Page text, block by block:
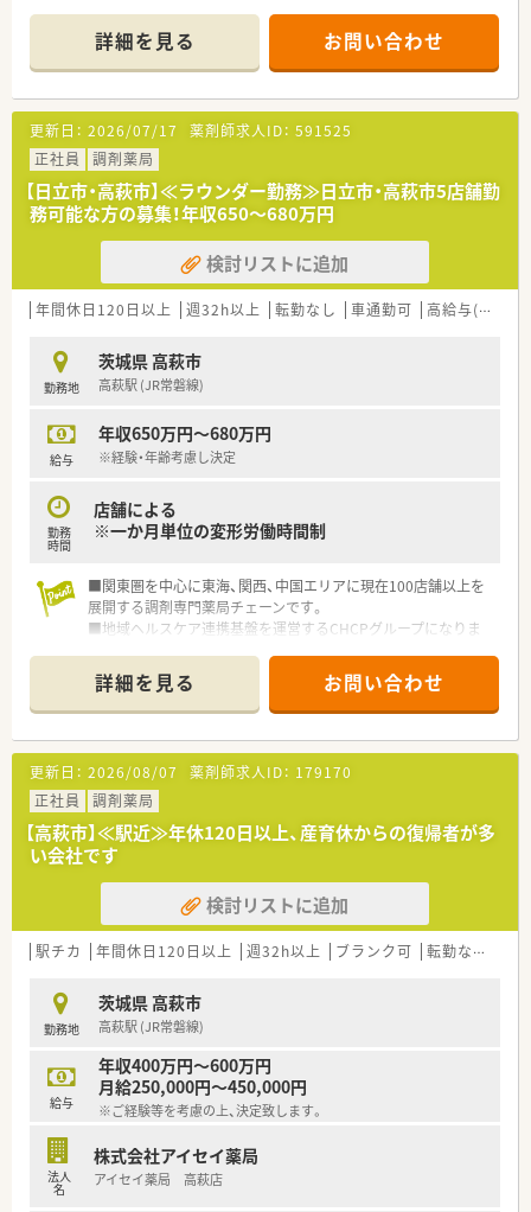
頑張り次第で高給与も可能！
■経験や勤務コースによりますが、経験の少ない方でも500万前
半スタートと業界TOP水準！
■職種や職域に合わせ、豊富な社内研修や外部組織と連携した研
修を用意されています
■薬剤師が中心の会社だからこそ活躍できるキャリアパスが多
種多様に用意されています。
■店舗拡大に伴い、エリアマネジャーや営業部長等のマネジメン
トのポジションも増えます。
■在宅や教育等の専門性を活かせるスペシャリストを目指すこ
とも可能です。
■その他にも、管理部門や商品部門等の本社スタッフなど活動領
域は多種多様です。
■在宅実施店舗は年々増加しており、在宅医療へもしっかりと関
■育児休暇は3歳まで取得が可能で、時短制度は小学5年生まで
時短勤務ができるよう変更予定です。
■年間休日が120日とワークライフバランスが整っています
たくさんあります！
詳細を見る お問い合わせ
更新日： 2026/07/17 薬剤師求人ID： 591525
正社員
調剤薬局
【日立市・高萩市】≪ラウンダー勤務≫日立市・高萩市5店舗勤
務可能な方の募集！年収650～680万円
検討リストに追加
年間休日120日以上 週32h以上 転勤なし 車通勤可 高給与(600万円以上)
勤務地
茨城県 高萩市
高萩駅 (JR常磐線)
給与
年収650万円～680万円
※経験・年齢考慮し決定
勤務
時間
店舗による
※一か月単位の変形労働時間制
■関東圏を中心に東海、関西、中国エリアに現在100店舗以上を
展開する調剤専門薬局チェーンです。
■地域ヘルスケア連携基盤を運営するCHCPグループになりま
■グループ全体では2024年1月時点で181店舗の規模になり着実
に成長していっています。
■CHCPは政府の推進する地域包括ケアの担い手として中小企
業を支援しています。
■薬局現場の課題を解決し、様々な支援を行い調剤薬局を発展さ
せています。
■グループ全体では病院も運営し、既に2,250床の病床数を保有
しています。
■薬局事業のほか、バリューアップ事業も行っており病院と薬局
の連携基盤を創っています。
■医療従事者とのコミュニケーションを大切にし、患者ファース
トで働ける環境を構築しています。
詳細を見る お問い合わせ
更新日： 2026/08/07 薬剤師求人ID： 179170
正社員
調剤薬局
【高萩市】≪駅近≫年休120日以上、産育休からの復帰者が多
い会社です
検討リストに追加
駅チカ 年間休日120日以上 週32h以上 ブランク可 転勤なし
勤務地
茨城県 高萩市
高萩駅 (JR常磐線)
給与
年収400万円～600万円
月給250,000円～450,000円
※ご経験等を考慮の上、決定致します。
法人
名
株式会社アイセイ薬局
アイセイ薬局 高萩店